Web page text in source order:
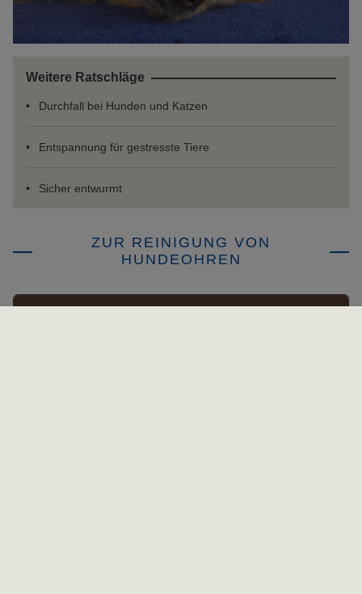
Weitere Ratschläge
Durchfall bei Hunden und Katzen
Entspannung für gestresste Tiere
Sicher entwurmt
ZUR REINIGUNG VON
HUNDEOHREN